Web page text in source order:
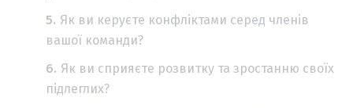
Як ви керуєте конфліктами серед членів
вашої команди?
Як ви сприяєте розвитку та зростанню своїх
підлеглих?